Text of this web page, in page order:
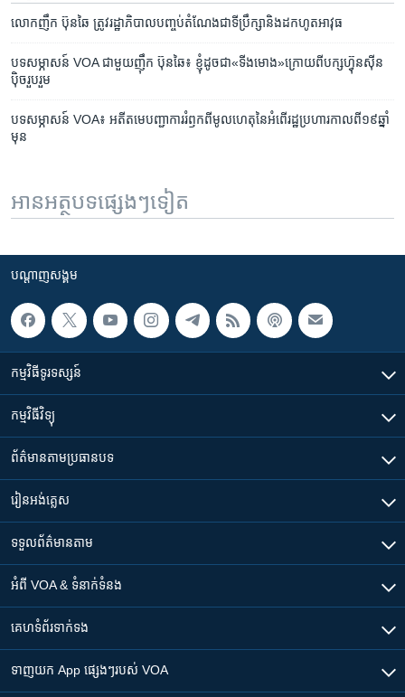
លោកញឹក ប៊ុនឆៃ​ ​ត្រូវ​រដ្ឋាភិបាល​បញ្ចប់​តំណែង​ជា​ទីប្រឹក្សា​និង​ដកហូត​អាវុធ
បទសម្ភាសន៍​ VOA ជាមួយ​ញ៉ឹក ប៊ុនឆៃ៖ ខ្ញុំ​ដូច​ជា​«ទីងមោង‍»​​ក្រោយ​ពី​​​បក្ស​ហ្វ៊ុនស៊ីន
ប៉ិច​រួបរួម
បទ​សម្ភាសន៍ VOA៖ អតីត​មេបញ្ជាការ​រំឭក​ពីមូល​ហេតុ​នៃ​អំពើ​រដ្ឋប្រហារ​កាល​ពី១៩​ឆ្នាំ
មុន
អានអត្ថបទផ្សេងៗទៀត
បណ្តាញ​សង្គម
កម្មវិធី​ទូរទស្សន៍
កម្មវិធី​វិទ្យុ
ព័ត៌មាន​តាមប្រធានបទ​
រៀន​​អង់គ្លេស
ទទួល​ព័ត៌មាន​តាម
អំពី​ VOA & ទំនាក់ទំនង
គេហទំព័រ​​ទាក់ទង
ទាញយក​ App ផ្សេងៗ​របស់​ VOA